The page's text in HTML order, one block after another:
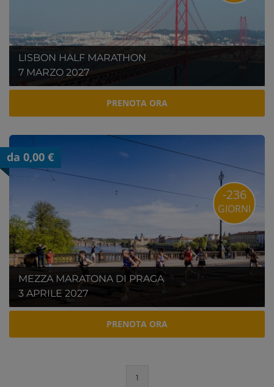
LISBON HALF MARATHON
7 MARZO 2027
PRENOTA ORA
da 0,00 €
MEZZA MARATONA DI PRAGA
3 APRILE 2027
-236
GIORNI
PRENOTA ORA
1